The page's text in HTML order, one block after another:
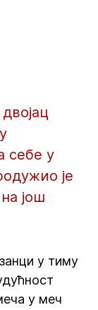
себе у
је
још
у тиму
у меч